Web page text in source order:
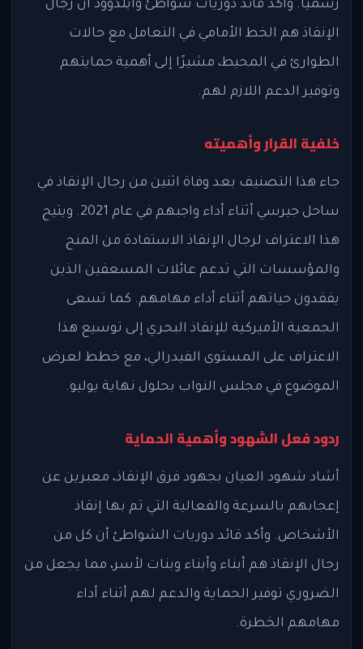
رسميًا. وأكد قائد دوريات شواطئ وايلدوود أن رجال
الإنقاذ هم الخط الأمامي في التعامل مع حالات
الطوارئ في المحيط، مشيرًا إلى أهمية حمايتهم
وتوفير الدعم اللازم لهم.
خلفية القرار وأهميته
جاء هذا التصنيف بعد وفاة اثنين من رجال الإنقاذ في
ساحل جيرسي أثناء أداء واجبهم في عام 2021. ويتيح
هذا الاعتراف لرجال الإنقاذ الاستفادة من المنح
والمؤسسات التي تدعم عائلات المسعفين الذين
يفقدون حياتهم أثناء أداء مهامهم. كما تسعى
الجمعية الأميركية للإنقاذ البحري إلى توسيع هذا
الاعتراف على المستوى الفيدرالي، مع خطط لعرض
الموضوع في مجلس النواب بحلول نهاية يوليو.
ردود فعل الشهود وأهمية الحماية
أشاد شهود العيان بجهود فرق الإنقاذ، معبرين عن
إعجابهم بالسرعة والفعالية التي تم بها إنقاذ
الأشخاص. وأكد قائد دوريات الشواطئ أن كل من
رجال الإنقاذ هم أبناء وأبناء وبنات لأسر، مما يجعل من
الضروري توفير الحماية والدعم لهم أثناء أداء
مهامهم الخطرة.